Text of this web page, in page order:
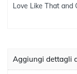
Love Like That and
Aggiungi dettagli